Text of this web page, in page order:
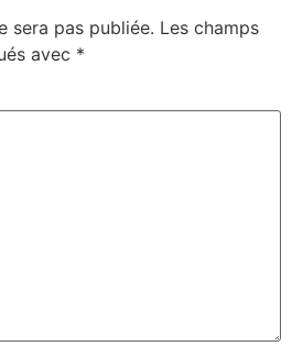
sera pas publiée. Les champs
avec *